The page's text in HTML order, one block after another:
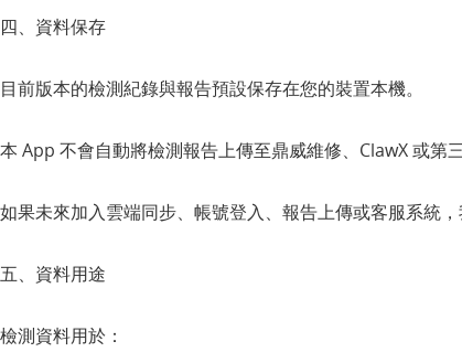
四、資料保存
目前版本的檢測紀錄與報告預設保存在您的裝置本機。
本 App 不會自動將檢測報告上傳至鼎威維修、ClawX 或第三
如果未來加入雲端同步、帳號登入、報告上傳或客服系統
五、資料用途
檢測資料用於：